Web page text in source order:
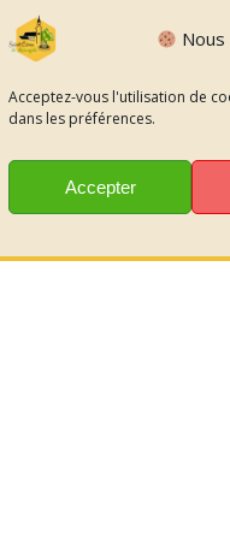
Acceptez-vous l'utilisation de
dans les préférences.
Accepter
crime ?